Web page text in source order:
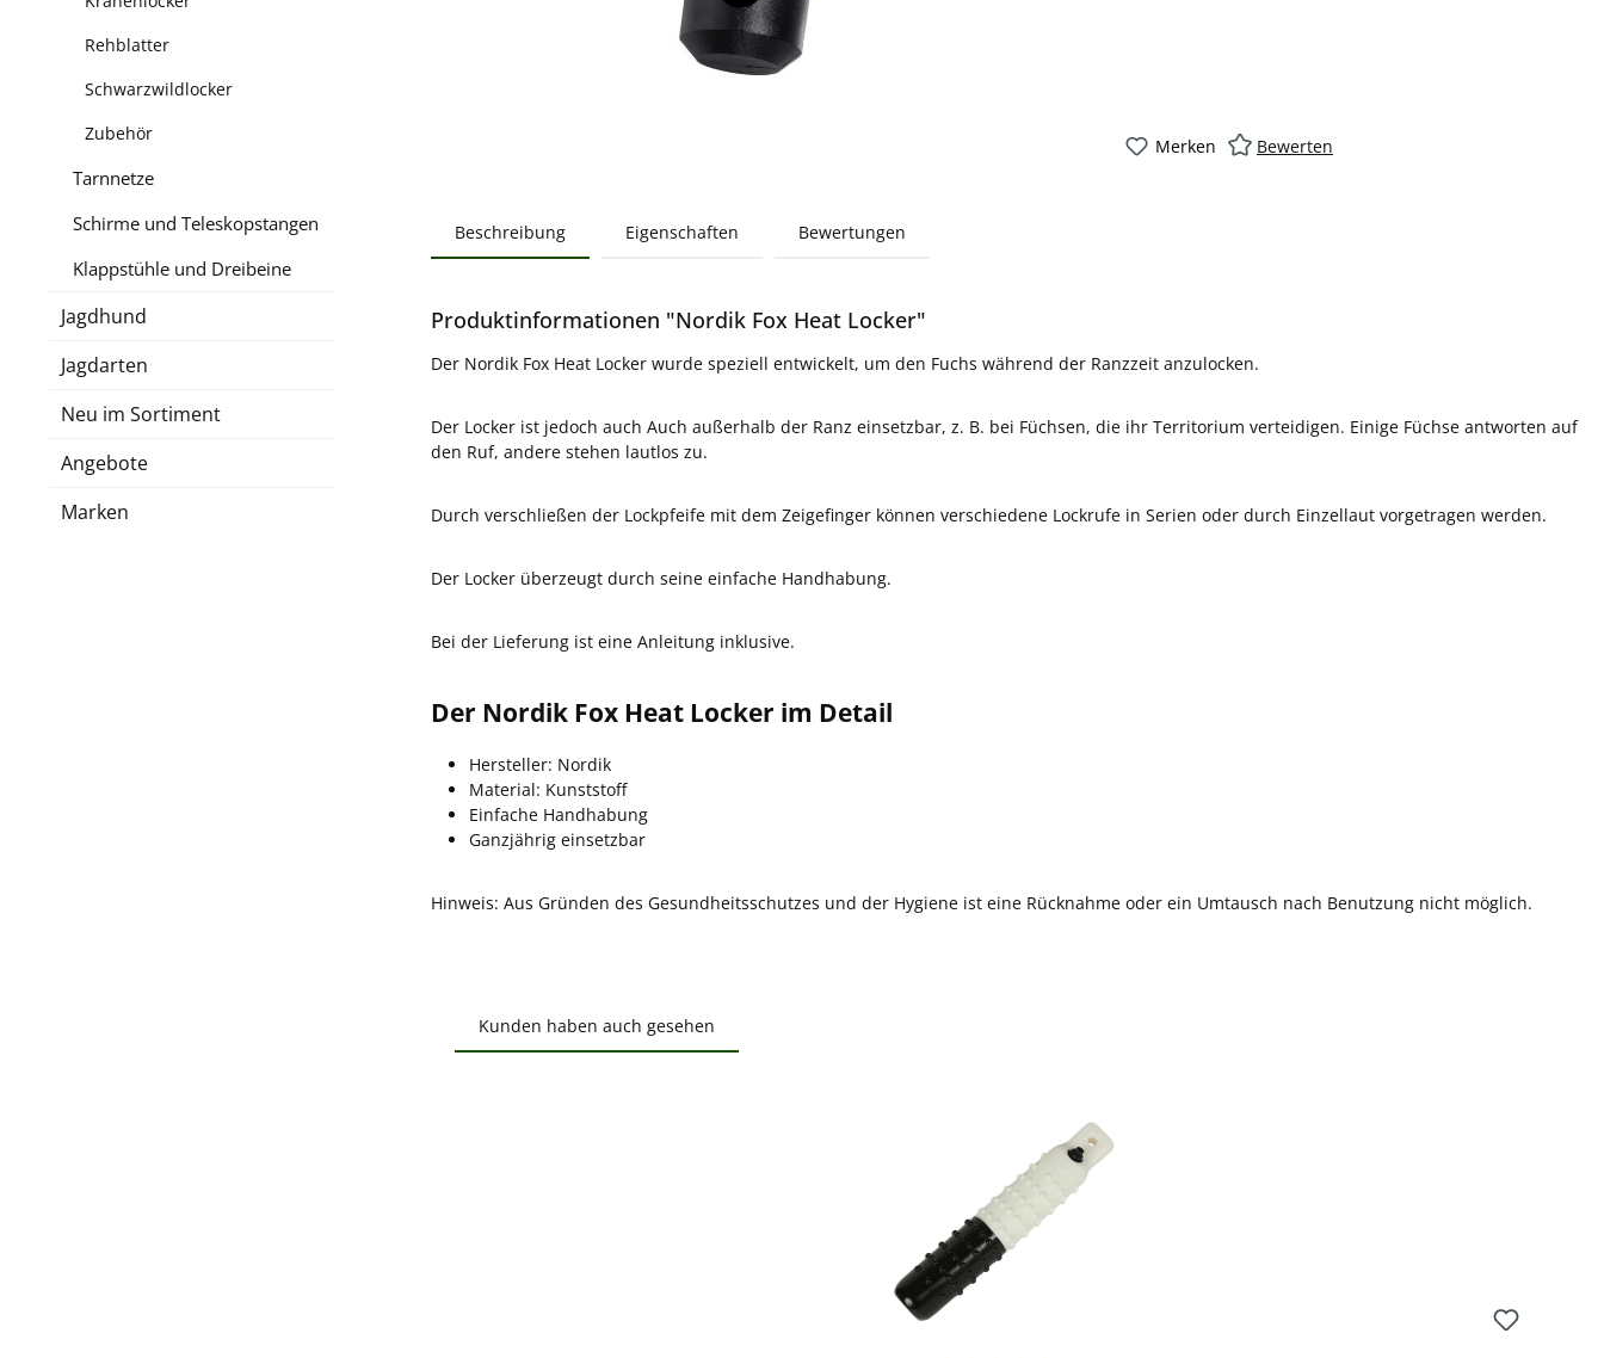
Rehblatter
Schwarzwildlocker
Zubehör
Tarnnetze
Schirme und Teleskopstangen
Klappstühle und Dreibeine
Jagdhund
Jagdarten
Neu im Sortiment
Angebote
Marken
Merken Bewerten
Beschreibung Eigenschaften Bewertungen
Produktinformationen "Nordik Fox Heat Locker"
Der Nordik Fox Heat Locker wurde speziell entwickelt, um den Fuchs während der Ranzzeit anzulocken.
Der Locker ist jedoch auch Auch außerhalb der Ranz einsetzbar, z. B. bei Füchsen, die ihr Territorium verteidigen. Einige Füchse antworten auf
den Ruf, andere stehen lautlos zu.
Durch verschließen der Lockpfeife mit dem Zeigefinger können verschiedene Lockrufe in Serien oder durch Einzellaut vorgetragen werden.
Der Locker überzeugt durch seine einfache Handhabung.
Bei der Lieferung ist eine Anleitung inklusive.
Der Nordik Fox Heat Locker im Detail
Hersteller: Nordik
Material: Kunststoff
Einfache Handhabung
Ganzjährig einsetzbar
Hinweis: Aus Gründen des Gesundheitsschutzes und der Hygiene ist eine Rücknahme oder ein Umtausch nach Benutzung nicht möglich.
Kunden haben auch gesehen